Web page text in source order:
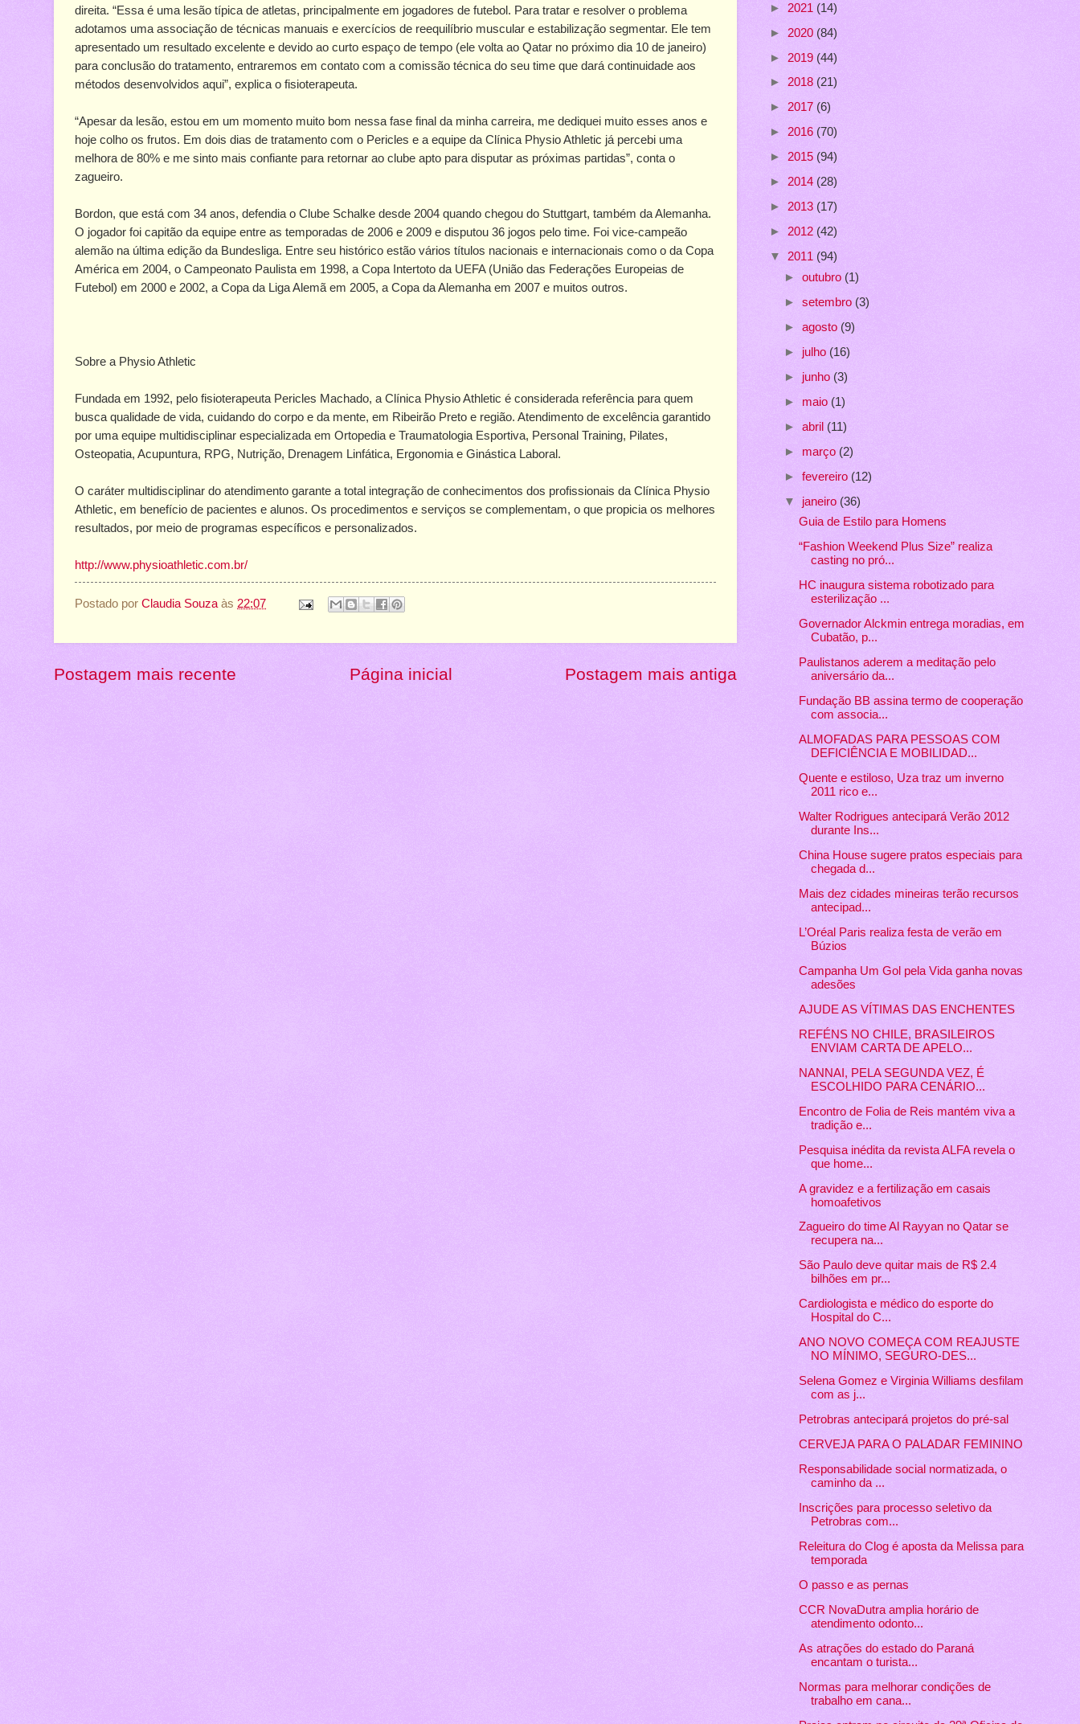
direita. “Essa é uma lesão típica de atletas, principalmente em jogadores de futebol. Para tratar e resolver o problema
adotamos uma associação de técnicas manuais e exercícios de reequilíbrio muscular e estabilização segmentar. Ele tem
apresentado um resultado excelente e devido ao curto espaço de tempo (ele volta ao Qatar no próximo dia 10 de janeiro)
para conclusão do tratamento, entraremos em contato com a comissão técnica do seu time que dará continuidade aos
métodos desenvolvidos aqui”, explica o fisioterapeuta.
“Apesar da lesão, estou em um momento muito bom nessa fase final da minha carreira, me dediquei muito esses anos e
hoje colho os frutos. Em dois dias de tratamento com o Pericles e a equipe da Clínica Physio Athletic já percebi uma
melhora de 80% e me sinto mais confiante para retornar ao clube apto para disputar as próximas partidas”, conta o
zagueiro.
Bordon, que está com 34 anos, defendia o Clube Schalke desde 2004 quando chegou do Stuttgart, também da Alemanha.
O jogador foi capitão da equipe entre as temporadas de 2006 e 2009 e disputou 36 jogos pelo time. Foi vice-campeão
alemão na última edição da Bundesliga. Entre seu histórico estão vários títulos nacionais e internacionais como o da Copa
América em 2004, o Campeonato Paulista em 1998, a Copa Intertoto da UEFA (União das Federações Europeias de
Futebol) em 2000 e 2002, a Copa da Liga Alemã em 2005, a Copa da Alemanha em 2007 e muitos outros.
Sobre a Physio Athletic
Fundada em 1992, pelo fisioterapeuta Pericles Machado, a Clínica Physio Athletic é considerada referência para quem
busca qualidade de vida, cuidando do corpo e da mente, em Ribeirão Preto e região. Atendimento de excelência garantido
por uma equipe multidisciplinar especializada em Ortopedia e Traumatologia Esportiva, Personal Training, Pilates,
Osteopatia, Acupuntura, RPG, Nutrição, Drenagem Linfática, Ergonomia e Ginástica Laboral.
O caráter multidisciplinar do atendimento garante a total integração de conhecimentos dos profissionais da Clínica Physio
Athletic, em benefício de pacientes e alunos. Os procedimentos e serviços se complementam, o que propicia os melhores
resultados, por meio de programas específicos e personalizados.
http://www.physioathletic.com.br/
Postado por Claudia Souza às 22:07
Postagem mais recente Postagem mais antiga
Página inicial
► 2021 (14)
► 2020 (84)
► 2019 (44)
► 2018 (21)
► 2017 (6)
► 2016 (70)
► 2015 (94)
► 2014 (28)
► 2013 (17)
► 2012 (42)
▼ 2011 (94)
► outubro (1)
► setembro (3)
► agosto (9)
► julho (16)
► junho (3)
► maio (1)
► abril (11)
► março (2)
► fevereiro (12)
▼ janeiro (36)
Guia de Estilo para Homens
“Fashion Weekend Plus Size” realiza
casting no pró...
HC inaugura sistema robotizado para
esterilização ...
Governador Alckmin entrega moradias, em
Cubatão, p...
Paulistanos aderem a meditação pelo
aniversário da...
Fundação BB assina termo de cooperação
com associa...
ALMOFADAS PARA PESSOAS COM
DEFICIÊNCIA E MOBILIDAD...
Quente e estiloso, Uza traz um inverno
2011 rico e...
Walter Rodrigues antecipará Verão 2012
durante Ins...
China House sugere pratos especiais para
chegada d...
Mais dez cidades mineiras terão recursos
antecipad...
L’Oréal Paris realiza festa de verão em
Búzios
Campanha Um Gol pela Vida ganha novas
adesões
AJUDE AS VÍTIMAS DAS ENCHENTES
REFÉNS NO CHILE, BRASILEIROS
ENVIAM CARTA DE APELO...
NANNAI, PELA SEGUNDA VEZ, É
ESCOLHIDO PARA CENÁRIO...
Encontro de Folia de Reis mantém viva a
tradição e...
Pesquisa inédita da revista ALFA revela o
que home...
A gravidez e a fertilização em casais
homoafetivos
Zagueiro do time Al Rayyan no Qatar se
recupera na...
São Paulo deve quitar mais de R$ 2.4
bilhões em pr...
Cardiologista e médico do esporte do
Hospital do C...
ANO NOVO COMEÇA COM REAJUSTE
NO MÍNIMO, SEGURO-DES...
Selena Gomez e Virginia Williams desfilam
com as j...
Petrobras antecipará projetos do pré-sal
CERVEJA PARA O PALADAR FEMININO
Responsabilidade social normatizada, o
caminho da ...
Inscrições para processo seletivo da
Petrobras com...
Releitura do Clog é aposta da Melissa para
temporada
O passo e as pernas
CCR NovaDutra amplia horário de
atendimento odonto...
As atrações do estado do Paraná
encantam o turista...
Normas para melhorar condições de
trabalho em cana...